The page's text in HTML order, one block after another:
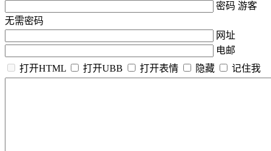
密码 游客
无需密码
网址
电邮
打开HTML
打开UBB 打开表情 隐藏 记住我